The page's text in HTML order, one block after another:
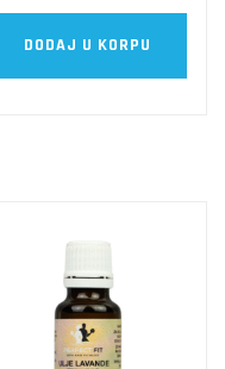
DODAJ U KORPU